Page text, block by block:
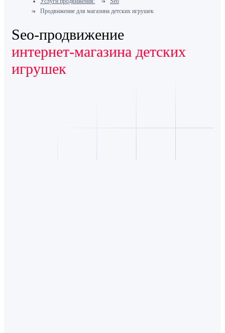
Продвижение для магазина детских игрушек
Seo-продвижение
интернет-магазина детских
игрушек